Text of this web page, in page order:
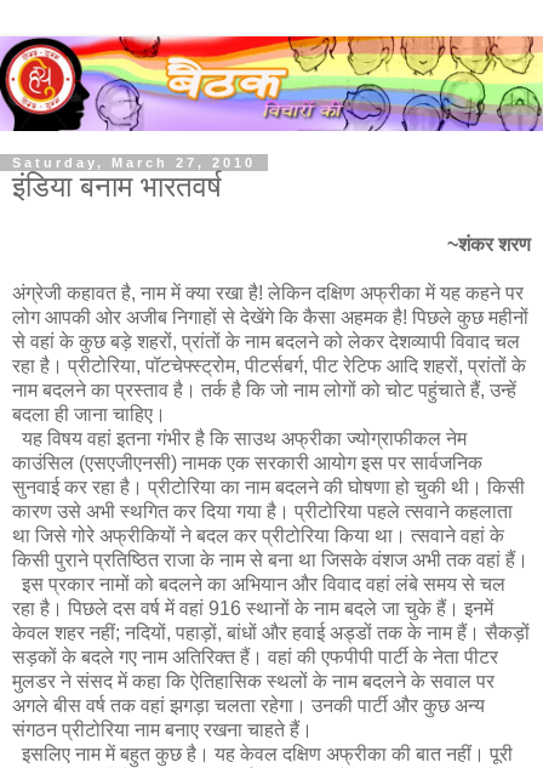
Saturday, March 27, 2010
इंडिया बनाम भारतवर्ष
~शंकर शरण
अंग्रेजी कहावत है, नाम में क्या रखा है! लेकिन दक्षिण अफ्रीका में यह कहने पर
लोग आपकी ओर अजीब निगाहों से देखेंगे कि कैसा अहमक है! पिछले कुछ महीनों
से वहां के कुछ बड़े शहरों, प्रांतों के नाम बदलने को लेकर देशव्यापी विवाद चल
रहा है। प्रीटोरिया, पॉटचेफ्स्ट्रोम, पीटर्सबर्ग, पीट रेटिफ आदि शहरों, प्रांतों के
नाम बदलने का प्रस्ताव है। तर्क है कि जो नाम लोगों को चोट पहुंचाते हैं, उन्हें
बदला ही जाना चाहिए।
यह विषय वहां इतना गंभीर है कि साउथ अफ्रीका ज्योग्राफीकल नेम
काउंसिल (एसएजीएनसी) नामक एक सरकारी आयोग इस पर सार्वजनिक
सुनवाई कर रहा है। प्रीटोरिया का नाम बदलने की घोषणा हो चुकी थी। किसी
कारण उसे अभी स्थगित कर दिया गया है। प्रीटोरिया पहले त्सवाने कहलाता
था जिसे गोरे अफ्रीकियों ने बदल कर प्रीटोरिया किया था। त्सवाने वहां के
किसी पुराने प्रतिष्ठित राजा के नाम से बना था जिसके वंशज अभी तक वहां हैं।
इस प्रकार नामों को बदलने का अभियान और विवाद वहां लंबे समय से चल
रहा है। पिछले दस वर्ष में वहां 916 स्थानों के नाम बदले जा चुके हैं। इनमें
केवल शहर नहीं; नदियों, पहाड़ों, बांधों और हवाई अड्डों तक के नाम हैं। सैकड़ों
सड़कों के बदले गए नाम अतिरिक्त हैं। वहां की एफपीपी पार्टी के नेता पीटर
मुलडर ने संसद में कहा कि ऐतिहासिक स्थलों के नाम बदलने के सवाल पर
अगले बीस वर्ष तक वहां झगड़ा चलता रहेगा। उनकी पार्टी और कुछ अन्य
संगठन प्रीटोरिया नाम बनाए रखना चाहते हैं।
इसलिए नाम में बहुत कुछ है। यह केवल दक्षिण अफ्रीका की बात नहीं। पूरी